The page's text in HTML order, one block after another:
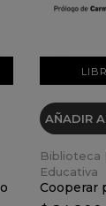
AÑADIR
Biblioteca
Educativa
Cooperar